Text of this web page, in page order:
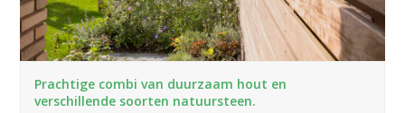
Prachtige combi van duurzaam hout en
verschillende soorten natuursteen.